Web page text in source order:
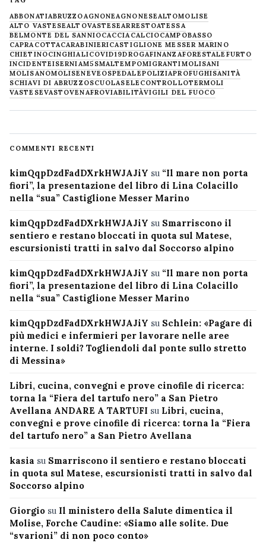
ABBONATIABRUZZOAGNONEAGNONESEALTOMOLISE
ALTO VASTESEALTOVASTESEARRESTOATESSA
BELMONTE DEL SANNIOCACCIA CALCIOCAMPOBASSO
CAPRACOTTACARABINIERICASTIGLIONE MESSER MARINO
CHIETINOCINGHIALICOVID19DROGAFINANZAFORESTALE FURTO
INCIDENTEISERNIAM5SMALTEMPOMIGRANTIMOLISANI
MOLISANOMOLISENEVE OSPEDALEPOLIZIAPROFUGHISANITÀ
SCHIAVI DI ABRUZZOSCUOLASELECONTROLLOTERMOLI
VASTESEVASTOVENAFROVIABILITÀVIGILI DEL FUOCO
COMMENTI RECENTI
kimQqpDzdFadDXrkHWJAJiY su “Il mare non porta
fiori”, la presentazione del libro di Lina Colacillo
nella “sua” Castiglione Messer Marino
kimQqpDzdFadDXrkHWJAJiY su Smarriscono il
sentiero e restano bloccati in quota sul Matese,
escursionisti tratti in salvo dal Soccorso alpino
kimQqpDzdFadDXrkHWJAJiY su “Il mare non porta
fiori”, la presentazione del libro di Lina Colacillo
nella “sua” Castiglione Messer Marino
kimQqpDzdFadDXrkHWJAJiY su Schlein: «Pagare di
più medici e infermieri per lavorare nelle aree
interne. I soldi? Togliendoli dal ponte sullo stretto
di Messina»
Libri, cucina, convegni e prove cinofile di ricerca:
torna la “Fiera del tartufo nero” a San Pietro
Avellana ANDARE A TARTUFI su Libri, cucina,
convegni e prove cinofile di ricerca: torna la “Fiera
del tartufo nero” a San Pietro Avellana
kasia su Smarriscono il sentiero e restano bloccati
in quota sul Matese, escursionisti tratti in salvo dal
Soccorso alpino
Giorgio su Il ministero della Salute dimentica il
Molise, Forche Caudine: «Siamo alle solite. Due
“svarioni” di non poco conto»